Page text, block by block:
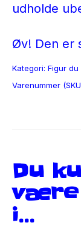
udholde
Øv! Den er
Kategori: Figur du
Varenummer
Du
være
i…